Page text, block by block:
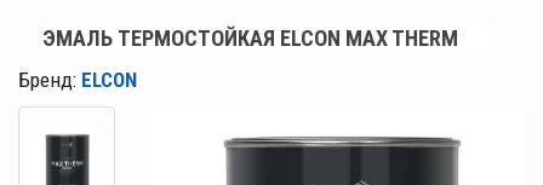
ЭМАЛЬ ТЕРМОСТОЙКАЯ ELCON MAX THERM
Бренд: ELCON